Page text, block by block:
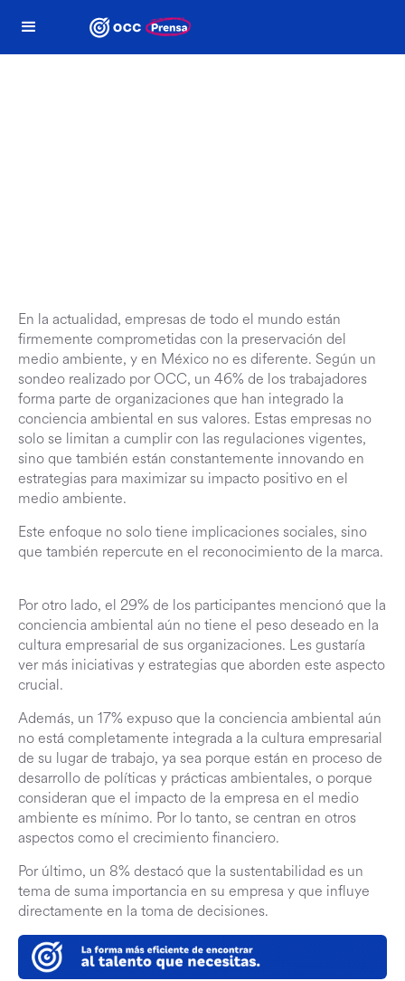
En la actualidad, empresas de todo el mundo están
firmemente comprometidas con la preservación del
medio ambiente, y en México no es diferente. Según un
sondeo realizado por OCC, un 46% de los trabajadores
forma parte de organizaciones que han integrado la
conciencia ambiental en sus valores. Estas empresas no
solo se limitan a cumplir con las regulaciones vigentes,
sino que también están constantemente innovando en
estrategias para maximizar su impacto positivo en el
medio ambiente.
Este enfoque no solo tiene implicaciones sociales, sino
que también repercute en el reconocimiento de la marca.
Por otro lado, el 29% de los participantes mencionó que la
conciencia ambiental aún no tiene el peso deseado en la
cultura empresarial de sus organizaciones. Les gustaría
ver más iniciativas y estrategias que aborden este aspecto
crucial.
Además, un 17% expuso que la conciencia ambiental aún
no está completamente integrada a la cultura empresarial
de su lugar de trabajo, ya sea porque están en proceso de
desarrollo de políticas y prácticas ambientales, o porque
consideran que el impacto de la empresa en el medio
ambiente es mínimo. Por lo tanto, se centran en otros
aspectos como el crecimiento financiero.
Por último, un 8% destacó que la sustentabilidad es un
tema de suma importancia en su empresa y que influye
directamente en la toma de decisiones.